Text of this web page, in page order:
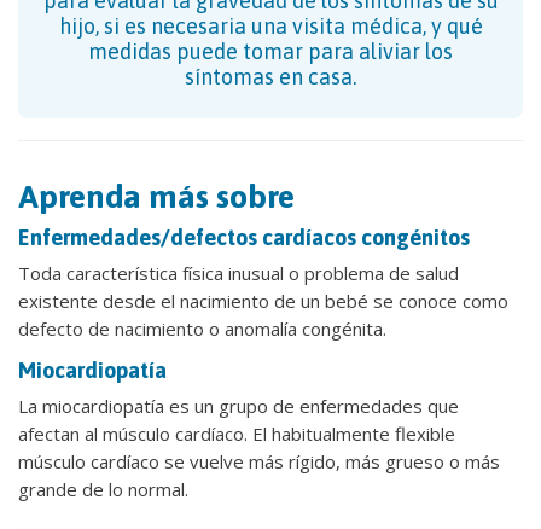
hijo, si es necesaria una visita médica, y qué
medidas puede tomar para aliviar los
síntomas en casa.
Aprenda más sobre
Enfermedades/defectos cardíacos congénitos
Toda característica física inusual o problema de salud
existente desde el nacimiento de un bebé se conoce como
defecto de nacimiento o anomalía congénita.
Miocardiopatía
La miocardiopatía es un grupo de enfermedades que
afectan al músculo cardíaco. El habitualmente flexible
músculo cardíaco se vuelve más rígido, más grueso o más
grande de lo normal.